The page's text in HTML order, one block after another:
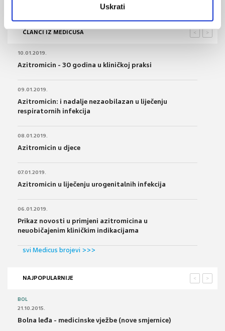
Uskrati
ČLANCI IZ MEDICUSA >
<
10.01.2019.
Azitromicin - 30 godina u kliničkoj praksi
09.01.2019.
Azitromicin: i nadalje nezaobilazan u liječenju
respiratornih infekcija
08.01.2019.
Azitromicin u djece
07.01.2019.
Azitromicin u liječenju urogenitalnih infekcija
06.01.2019.
Prikaz novosti u primjeni azitromicina u
neuobičajenim kliničkim indikacijama
svi Medicus brojevi >>>
NAJPOPULARNIJE >
<
BOL
21.10.2015.
Bolna leđa - medicinske vježbe (nove smjernice)